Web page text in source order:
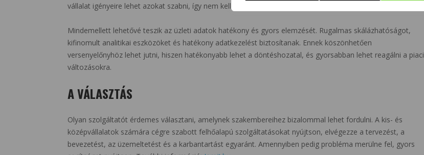
vállalat igényeire lehet azokat szabni, így nem kell olyanért is fizetni, amire nincs szükség.
Mindemellett lehetővé teszik az üzleti adatok hatékony és gyors elemzését. Rugalmas skálázhatóságot,
kifinomult analitikai eszközöket és hatékony adatkezelést biztosítanak. Ennek köszönhetően
versenyelőnyhöz lehet jutni, hiszen hatékonyabb lehet a döntéshozatal, és gyorsabban lehet reagálni a piaci
változásokra.
A VÁLASZTÁS
Olyan szolgáltatót érdemes választani, amelynek szakembereihez bizalommal lehet fordulni. A kis- és
középvállalatok számára cégre szabott felhőalapú szolgáltatásokat nyújtson, elvégezze a tervezést, a
bevezetést, az üzemeltetést és a karbantartást egyaránt. Amennyiben pedig probléma merülne fel, gyors